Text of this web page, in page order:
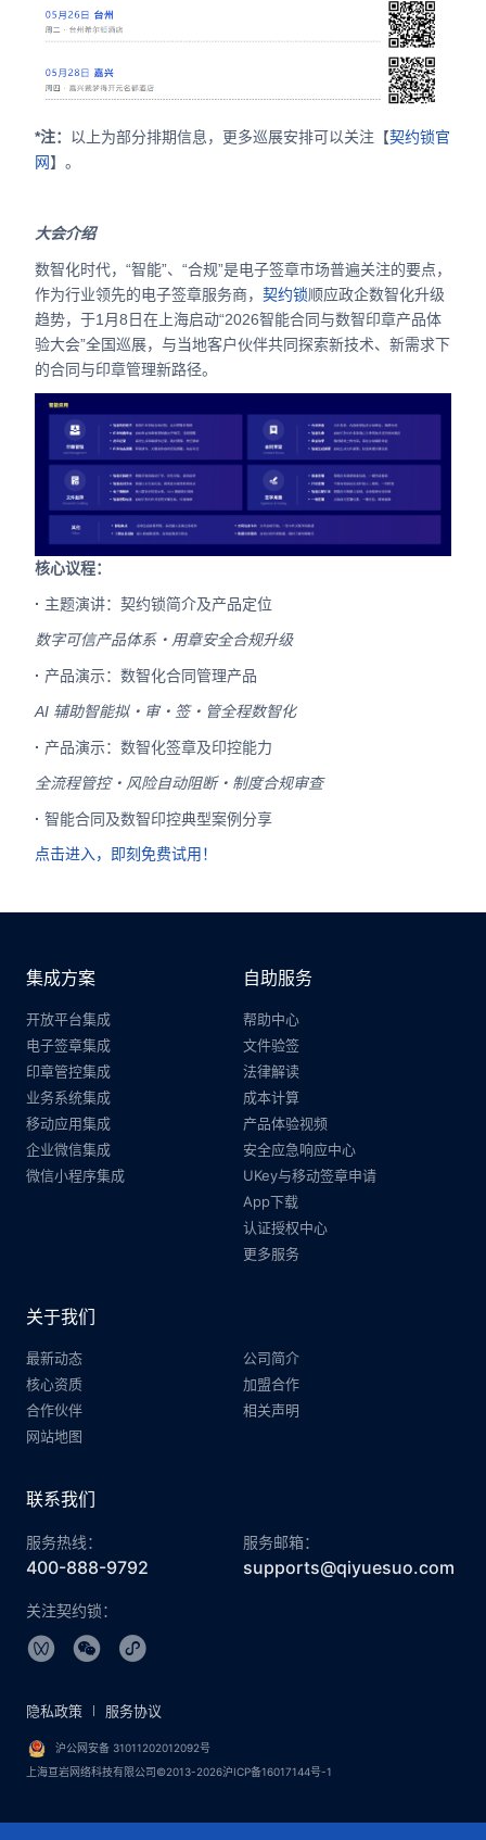
*注： 以上为部分排期信息，更多巡展安排可以关注【契约锁官
网】。
大会介绍
数智化时代，“智能”、“合规”是电子签章市场普遍关注的要点，
作为行业领先的电子签章服务商， 契约锁顺应政企数智化升级
趋势，于1月8日在上海启动“2026智能合同与数智印章产品体
验大会”全国巡展，与当地客户伙伴共同探索新技术、新需求下
的合同与印章管理新路径。
核心议程：
· 主题演讲：契约锁简介及产品定位
数字可信产品体系・用章安全合规升级
· 产品演示：数智化合同管理产品
AI 辅助智能拟・审・签・管全程数智化
· 产品演示：数智化签章及印控能力
全流程管控・风险自动阻断・制度合规审查
· 智能合同及数智印控典型案例分享
点击进入，即刻免费试用！
集成方案
开放平台集成
电子签章集成
印章管控集成
业务系统集成
移动应用集成
企业微信集成
微信小程序集成
自助服务
帮助中心
文件验签
法律解读
成本计算
产品体验视频
安全应急响应中心
UKey与移动签章申请
App下载
认证授权中心
更多服务
关于我们
最新动态
公司简介
核心资质
加盟合作
合作伙伴
相关声明
网站地图
联系我们
服务热线：
400-888-9792
服务邮箱：
supports@qiyuesuo.com
关注契约锁：
沪公网安备 31011202012092号
上海亘岩网络科技有限公司©2013-2026沪ICP备16017144号-1
隐私政策 服务协议